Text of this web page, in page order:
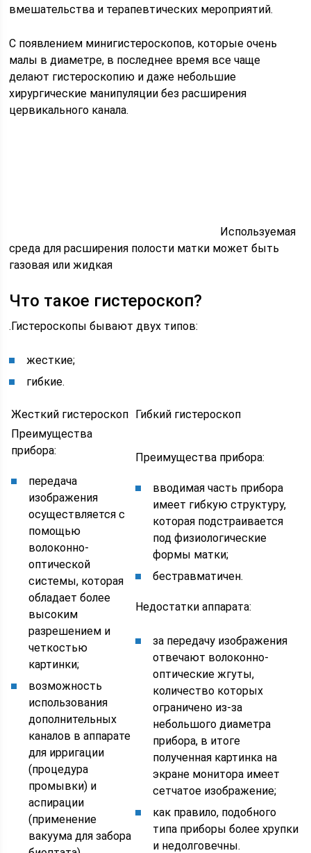
вмешательства и терапевтических мероприятий.
С появлением минигистероскопов, которые очень
малы в диаметре, в последнее время все чаще
делают гистероскопию и даже небольшие
хирургические манипуляции без расширения
цервикального канала.
Используемая
среда для расширения полости матки может быть
газовая или жидкая
Что такое гистероскоп?
.Гистероскопы бывают двух типов:
жесткие;
гибкие.
Жесткий гистероскоп Гибкий гистероскоп
Преимущества
прибора:
передача
изображения
осуществляется с
помощью
волоконно-
оптической
системы, которая
обладает более
высоким
разрешением и
четкостью
картинки;
возможность
использования
дополнительных
каналов в аппарате
для ирригации
(процедура
промывки) и
аспирации
(применение
вакуума для забора
Преимущества прибора:
вводимая часть прибора
имеет гибкую структуру,
которая подстраивается
под физиологические
формы матки;
бестравматичен.
Недостатки аппарата:
за передачу изображения
отвечают волоконно-
оптические жгуты,
количество которых
ограничено из-за
небольшого диаметра
прибора, в итоге
полученная картинка на
экране монитора имеет
сетчатое изображение;
как правило, подобного
типа приборы более хрупки
и недолговечны.